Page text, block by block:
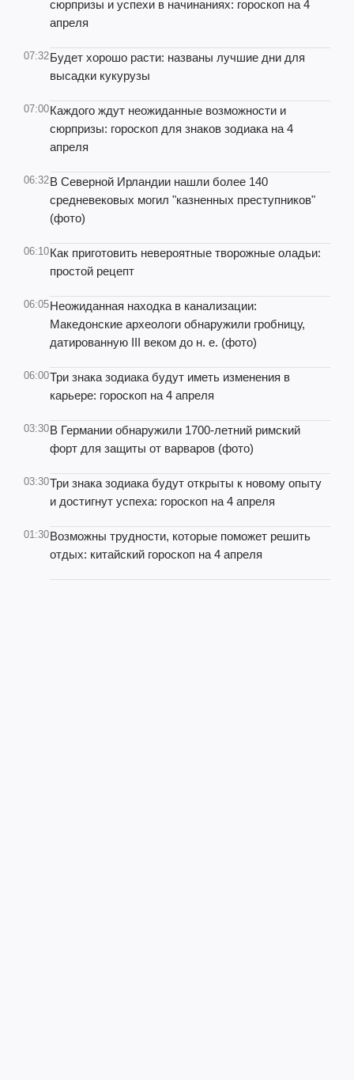
сюрпризы и успехи в начинаниях: гороскоп на 4
апреля
07:32Будет хорошо расти: названы лучшие дни для
высадки кукурузы
07:00Каждого ждут неожиданные возможности и
сюрпризы: гороскоп для знаков зодиака на 4
апреля
06:32В Северной Ирландии нашли более 140
средневековых могил "казненных преступников"
(фото)
06:10Как приготовить невероятные творожные оладьи:
простой рецепт
06:05Неожиданная находка в канализации:
Македонские археологи обнаружили гробницу,
датированную III веком до н. е. (фото)
06:00Три знака зодиака будут иметь изменения в
карьере: гороскоп на 4 апреля
03:30В Германии обнаружили 1700-летний римский
форт для защиты от варваров (фото)
03:30Три знака зодиака будут открыты к новому опыту
и достигнут успеха: гороскоп на 4 апреля
01:30Возможны трудности, которые поможет решить
отдых: китайский гороскоп на 4 апреля